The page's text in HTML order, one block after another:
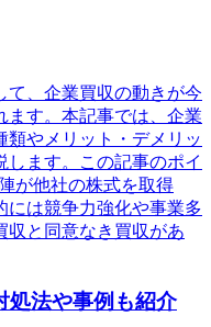
て、企業買収の動きが今
ます。本記事では、企業
類やメリット・デメリッ
します。この記事のポイ
が他社の株式を取得
には競争力強化や事業多
収と同意なき買収があ
法や事例も紹介